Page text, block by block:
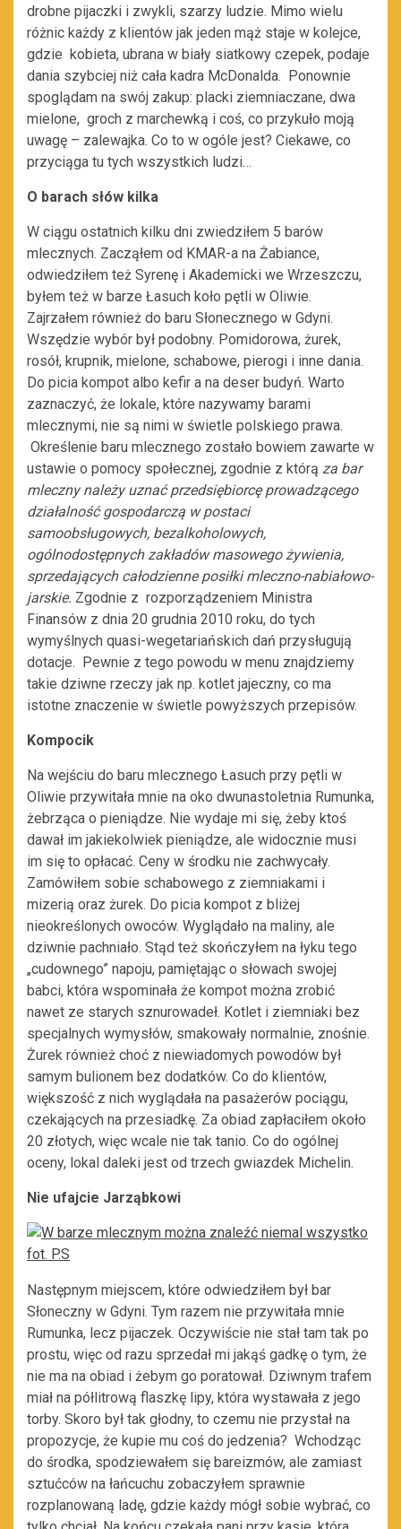
drobne pijaczki i zwykli, szarzy ludzie. Mimo wielu
różnic każdy z klientów jak jeden mąż staje w kolejce,
gdzie kobieta, ubrana w biały siatkowy czepek, podaje
dania szybciej niż cała kadra McDonalda. Ponownie
spoglądam na swój zakup: placki ziemniaczane, dwa
mielone, groch z marchewką i coś, co przykuło moją
uwagę – zalewajka. Co to w ogóle jest? Ciekawe, co
przyciąga tu tych wszystkich ludzi…
O barach słów kilka
W ciągu ostatnich kilku dni zwiedziłem 5 barów
mlecznych. Zacząłem od KMAR-a na Żabiance,
odwiedziłem też Syrenę i Akademicki we Wrzeszczu,
byłem też w barze Łasuch koło pętli w Oliwie.
Zajrzałem również do baru Słonecznego w Gdyni.
Wszędzie wybór był podobny. Pomidorowa, żurek,
rosół, krupnik, mielone, schabowe, pierogi i inne dania.
Do picia kompot albo kefir a na deser budyń. Warto
zaznaczyć, że lokale, które nazywamy barami
mlecznymi, nie są nimi w świetle polskiego prawa.
Określenie baru mlecznego zostało bowiem zawarte w
ustawie o pomocy społecznej, zgodnie z którą za bar
mleczny należy uznać przedsiębiorcę prowadzącego
działalność gospodarczą w postaci
samoobsługowych, bezalkoholowych,
ogólnodostępnych zakładów masowego żywienia,
sprzedających całodzienne posiłki mleczno-nabiałowo-
jarskie. Zgodnie z rozporządzeniem Ministra
Finansów z dnia 20 grudnia 2010 roku, do tych
wymyślnych quasi-wegetariańskich dań przysługują
dotacje. Pewnie z tego powodu w menu znajdziemy
takie dziwne rzeczy jak np. kotlet jajeczny, co ma
istotne znaczenie w świetle powyższych przepisów.
Kompocik
Na wejściu do baru mlecznego Łasuch przy pętli w
Oliwie przywitała mnie na oko dwunastoletnia Rumunka,
żebrząca o pieniądze. Nie wydaje mi się, żeby ktoś
dawał im jakiekolwiek pieniądze, ale widocznie musi
im się to opłacać. Ceny w środku nie zachwycały.
Zamówiłem sobie schabowego z ziemniakami i
mizerią oraz żurek. Do picia kompot z bliżej
nieokreślonych owoców. Wyglądało na maliny, ale
dziwnie pachniało. Stąd też skończyłem na łyku tego
„cudownego” napoju, pamiętając o słowach swojej
babci, która wspominała że kompot można zrobić
nawet ze starych sznurowadeł. Kotlet i ziemniaki bez
specjalnych wymysłów, smakowały normalnie, znośnie.
Żurek również choć z niewiadomych powodów był
samym bulionem bez dodatków. Co do klientów,
większość z nich wyglądała na pasażerów pociągu,
czekających na przesiadkę. Za obiad zapłaciłem około
20 złotych, więc wcale nie tak tanio. Co do ogólnej
oceny, lokal daleki jest od trzech gwiazdek Michelin.
Nie ufajcie Jarząbkowi
Następnym miejscem, które odwiedziłem był bar
Słoneczny w Gdyni. Tym razem nie przywitała mnie
Rumunka, lecz pijaczek. Oczywiście nie stał tam tak po
prostu, więc od razu sprzedał mi jakąś gadkę o tym, że
nie ma na obiad i żebym go poratował. Dziwnym trafem
miał na półlitrową flaszkę lipy, która wystawała z jego
torby. Skoro był tak głodny, to czemu nie przystał na
propozycje, że kupie mu coś do jedzenia? Wchodząc
do środka, spodziewałem się bareizmów, ale zamiast
sztućców na łańcuchu zobaczyłem sprawnie
rozplanowaną ladę, gdzie każdy mógł sobie wybrać, co